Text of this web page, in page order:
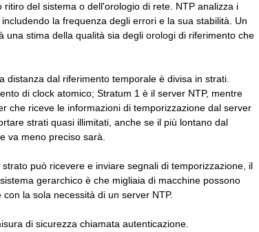
ritiro del sistema o dell'orologio di rete. NTP analizza i
la frequenza degli errori e la sua stabilità. Un
una stima della qualità sia degli orologi di riferimento che
distanza dal riferimento temporale è divisa in strati.
di clock atomico; Stratum 1 è il server NTP, mentre
che riceve le informazioni di temporizzazione dal server
strati quasi illimitati, anche se il più lontano dal
va meno preciso sarà.
strato può ricevere e inviare segnali di temporizzazione, il
gerarchico è che migliaia di macchine possono
la sola necessità di un server NTP.
di sicurezza chiamata autenticazione.